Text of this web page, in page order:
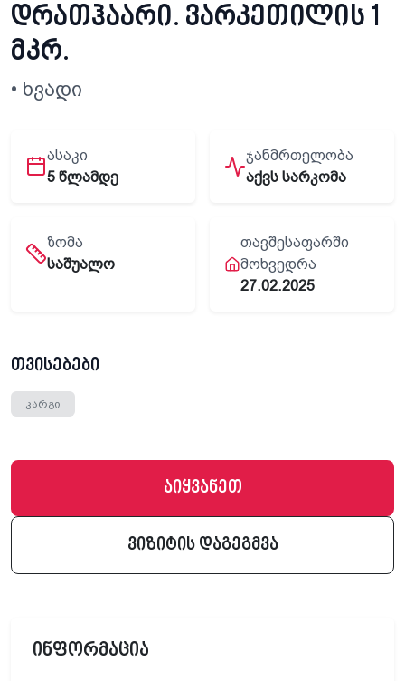
დრათჰაარი. ვარკეთილის 1
მკრ.
• ხვადი
ᲐᲡᲐᲙᲘ
5 წლამდე
ᲯᲐᲜᲛᲠᲗᲔᲚᲝᲑᲐ
აქვს სარკომა
ᲖᲝᲛᲐ
საშუალო
ᲗᲐᲕᲨᲔᲡᲐᲤᲐᲠᲨᲘ
ᲛᲝᲮᲕᲔᲓᲠᲐ
27.02.2025
თვისებები
კარგი
აიყვანეთ
ვიზიტის დაგეგმვა
ინფორმაცია